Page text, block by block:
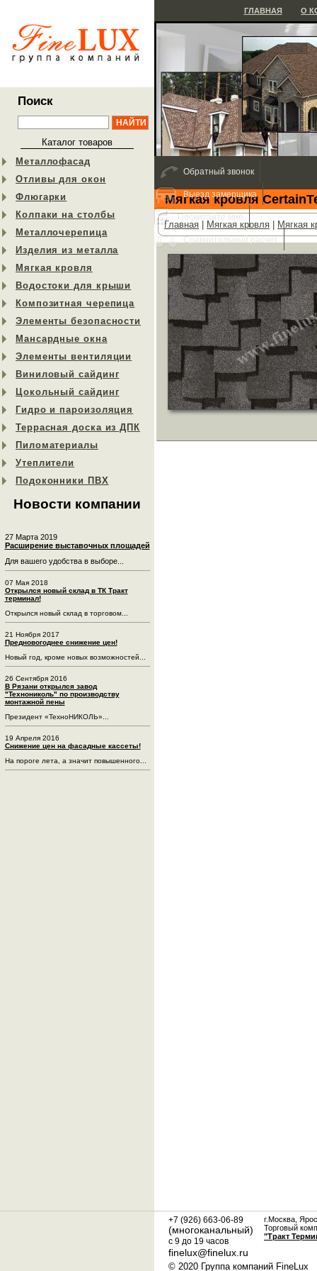
Поиск
Каталог товаров
Металлофасад
Отливы для окон
Флюгарки
Колпаки на столбы
Металлочерепица
Изделия из металла
Мягкая кровля
Водостоки для крыши
Композитная черепица
Элементы безопасности
Мансардные окна
Элементы вентиляции
Виниловый сайдинг
Цокольный сайдинг
Гидро и пароизоляция
Террасная доска из ДПК
Пиломатериалы
Утеплители
Подоконники ПВХ
Новости компании
27 Марта 2019
Расширение выставочных площадей
Для вашего удобства в выборе...
07 Мая 2018
Открылся новый склад в ТК Тракт
терминал!
Открылся новый склад в торговом...
21 Ноября 2017
Предновогоднее снижение цен!
Новый год, кроме новых возможностей...
26 Сентября 2016
В Рязани открылся завод
"Технониколь" по производству
монтажной пены
Президент «ТехноНИКОЛЬ»...
19 Апреля 2016
Снижение цен на фасадные кассеты!
На пороге лета, а значит повышенного...
ГЛАВНАЯ О
Мягкая кровля
Главная Мягкая кровля Мягкая
Обратный звонок
Выезд замерщика
Посчитайте мне
Сравнительный расчет
+7 (926) 663-06-89
(многоканальный)
с 9 до 19 часов
finelux@finelux.ru
г.Москва,
Торговый
"Тракт
© 2020 Группа компаний FineLux